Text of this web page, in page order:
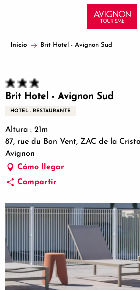
principal
Inicio Brit Hotel - Avignon Sud
Brit Hotel - Avignon Sud
HOTEL - RESTAURANTE
Altura : 21m
87, rue du Bon Vent, ZAC de la
Avignon
Cómo llegar
Compartir